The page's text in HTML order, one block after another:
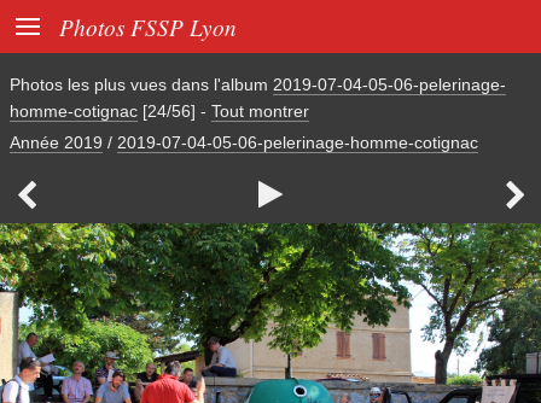
 Photos FSSP Lyon
Photos les plus vues dans l'album 2019-07-04-05-06-pelerinage-
homme-cotignac [24/56] - Tout montrer
Année 2019 / 2019-07-04-05-06-pelerinage-homme-cotignac
  